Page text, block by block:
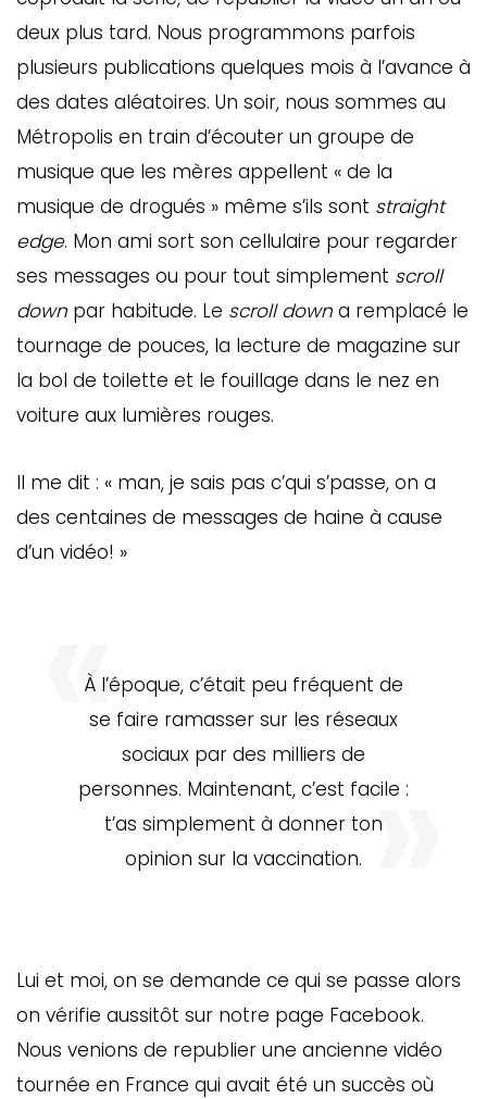
deux plus tard. Nous programmons parfois
plusieurs publications quelques mois à l’avance à
des dates aléatoires. Un soir, nous sommes au
Métropolis en train d’écouter un groupe de
musique que les mères appellent « de la
musique de drogués » même s’ils sont straight
edge. Mon ami sort son cellulaire pour regarder
ses messages ou pour tout simplement scroll
down par habitude. Le scroll down a remplacé le
tournage de pouces, la lecture de magazine sur
la bol de toilette et le fouillage dans le nez en
voiture aux lumières rouges.
Il me dit : « man, je sais pas c’qui s’passe, on a
des centaines de messages de haine à cause
d’un vidéo! »
À l’époque, c’était peu fréquent de
se faire ramasser sur les réseaux
sociaux par des milliers de
personnes. Maintenant, c’est facile :
t’as simplement à donner ton
opinion sur la vaccination.
Lui et moi, on se demande ce qui se passe alors
on vérifie aussitôt sur notre page Facebook.
Nous venions de republier une ancienne vidéo
tournée en France qui avait été un succès où